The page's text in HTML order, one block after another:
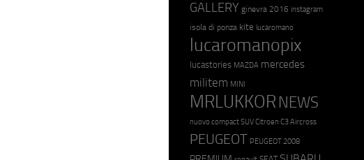
GALLERY ginevra 2016 instagram
isola di ponza kite lucaromano
lucaromanopix
lucastories MAZDA mercedes
militem MINI
MRLUKKOR NEWS
nuovo compact SUV Citroen C3 Aircross
PEUGEOT PEUGEOT 2008